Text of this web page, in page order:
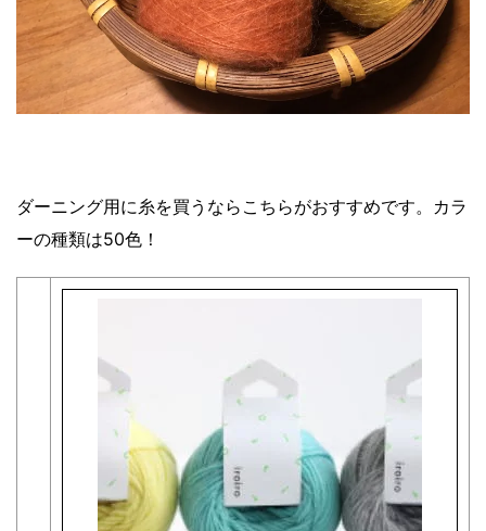
ダーニング用に糸を買うならこちらがおすすめです。カラ
ーの種類は50色！